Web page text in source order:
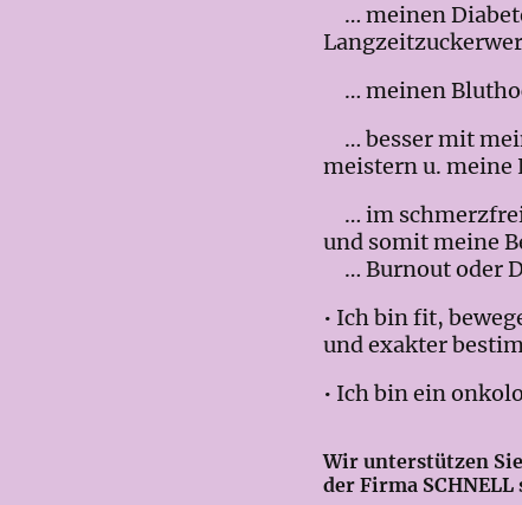
… meinen
… meinen
… besser mit
meistern u. meine
… im
und somit meine
… Burnout oder
• Ich bin fit,
und exakter
• Ich bin ein
Wir unterstützen
der Firma